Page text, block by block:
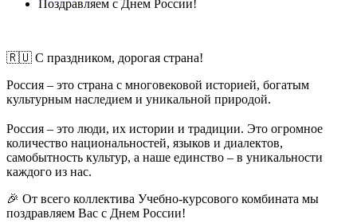
Поздравляем с Днем России!
🇷🇺 С праздником, дорогая страна!
Россия – это страна с многовековой историей, богатым
культурным наследием и уникальной природой.
Россия – это люди, их истории и традиции. Это огромное
количество национальностей, языков и диалектов,
самобытность культур, а наше единство – в уникальности
каждого из нас.
🎉 От всего коллектива Учебно-курсового комбината мы
поздравляем Вас с Днем России!